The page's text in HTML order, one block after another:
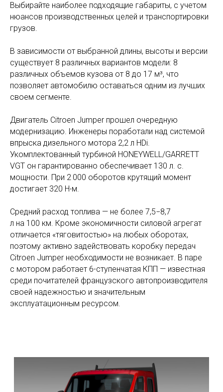
Выбирайте наиболее подходящие габариты, с учетом
нюансов производственных целей и транспортировки
грузов.
В зависимости от выбранной длины, высоты и версии
существует 8 различных вариантов модели: 8
различных объемов кузова от 8 до 17 м³, что
позволяет автомобилю оставаться одним из лучших
своем сегменте.
Двигатель Citroen Jumper прошел очередную
модернизацию. Инженеры поработали над системой
впрыска дизельного мотора 2,2 л HDi.
Укомплектованный турбиной HONEYWELL/GARRETT
VGT он гарантированно обеспечивает 130 л. с.
мощности. При 2 000 оборотов крутящий момент
достигает 320 Н∙м.
Средний расход топлива — не более 7,5−8,7
л на 100 км. Кроме экономичности силовой агрегат
отличается «тяговитостью» на любых оборотах,
поэтому активно задействовать коробку передач
Citroen Jumper необходимости не возникает. В паре
с мотором работает 6-ступенчатая КПП — известная
среди почитателей французского автопроизводителя
своей надежностью и значительным
эксплуатационным ресурсом.